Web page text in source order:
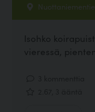
Nuottaniementie
Isohko
vieressä,